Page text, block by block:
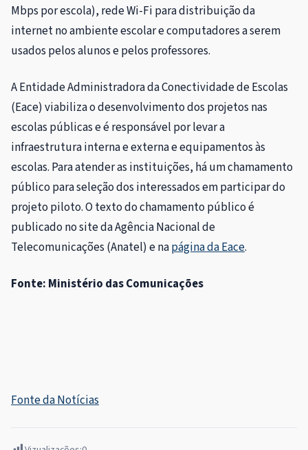
Mbps por escola), rede Wi-Fi para distribuição da
internet no ambiente escolar e computadores a serem
usados pelos alunos e pelos professores.
A Entidade Administradora da Conectividade de Escolas
(Eace) viabiliza o desenvolvimento dos projetos nas
escolas públicas e é responsável por levar a
infraestrutura interna e externa e equipamentos às
escolas. Para atender as instituições, há um chamamento
público para seleção dos interessados em participar do
projeto piloto. O texto do chamamento público é
publicado no site da Agência Nacional de
Telecomunicações (Anatel) e napágina da Eace.
Fonte: Ministério das Comunicações
Fonte da Notícias